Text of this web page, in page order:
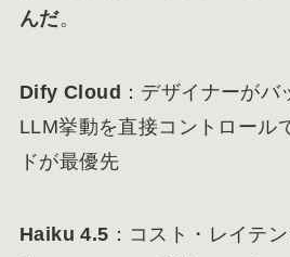
んだ。
Dify Cloud ：デザイナーがバ
LLM挙動を直接コントロール
ドが最優先
Haiku 4.5 ：コスト・レイテ